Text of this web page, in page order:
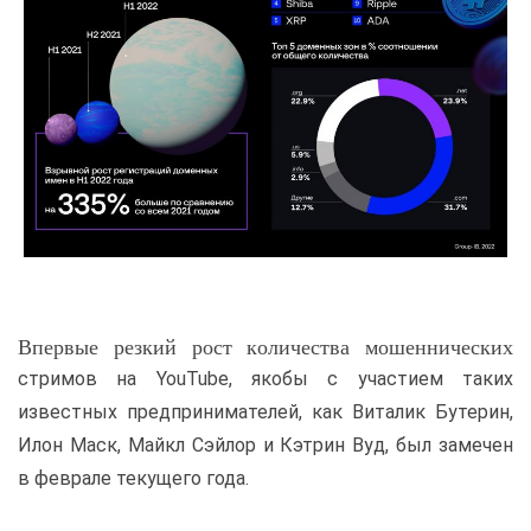
Впервые резкий рост количества мошеннических
стримов на YouTube, якобы с участием таких
известных предпринимателей, как Виталик Бутерин,
Илон Маск, Майкл Сэйлор и Кэтрин Вуд, был замечен
в феврале текущего года.